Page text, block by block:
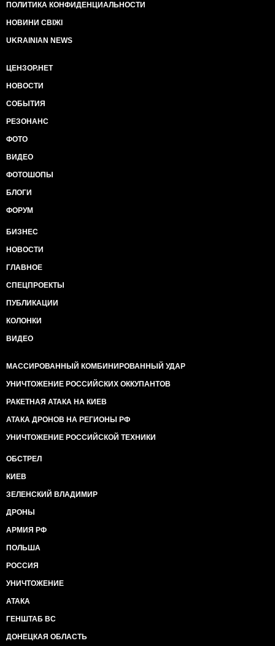
ПОЛИТИКА КОНФИДЕНЦИАЛЬНОСТИ
НОВИНИ СВІЖІ
UKRAINIAN NEWS
ЦЕНЗОР.НЕТ
НОВОСТИ
СОБЫТИЯ
РЕЗОНАНС
ФОТО
ВИДЕО
ФОТОШОПЫ
БЛОГИ
ФОРУМ
БИЗНЕС
НОВОСТИ
ГЛАВНОЕ
СПЕЦПРОЕКТЫ
ПУБЛИКАЦИИ
КОЛОНКИ
ВИДЕО
МАССИРОВАННЫЙ КОМБИНИРОВАННЫЙ УДАР
УНИЧТОЖЕНИЕ РОССИЙСКИХ ОККУПАНТОВ
РАКЕТНАЯ АТАКА НА КИЕВ
АТАКА ДРОНОВ НА РЕГИОНЫ РФ
УНИЧТОЖЕНИЕ РОССИЙСКОЙ ТЕХНИКИ
ОБСТРЕЛ
КИЕВ
ЗЕЛЕНСКИЙ ВЛАДИМИР
ДРОНЫ
АРМИЯ РФ
ПОЛЬША
РОССИЯ
УНИЧТОЖЕНИЕ
АТАКА
ГЕНШТАБ ВС
ДОНЕЦКАЯ ОБЛАСТЬ